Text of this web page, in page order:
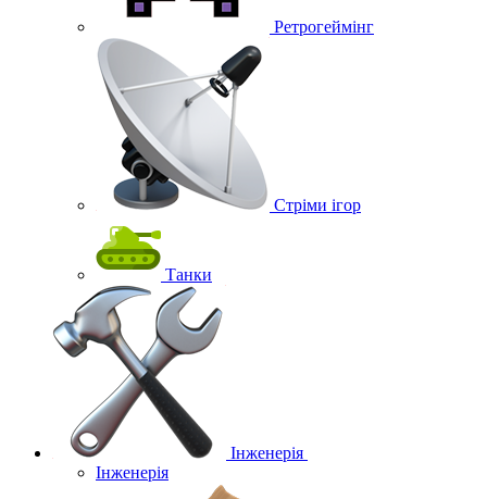
Ретрогеймінг
Стріми ігор
Танки
Інженерія
Інженерія